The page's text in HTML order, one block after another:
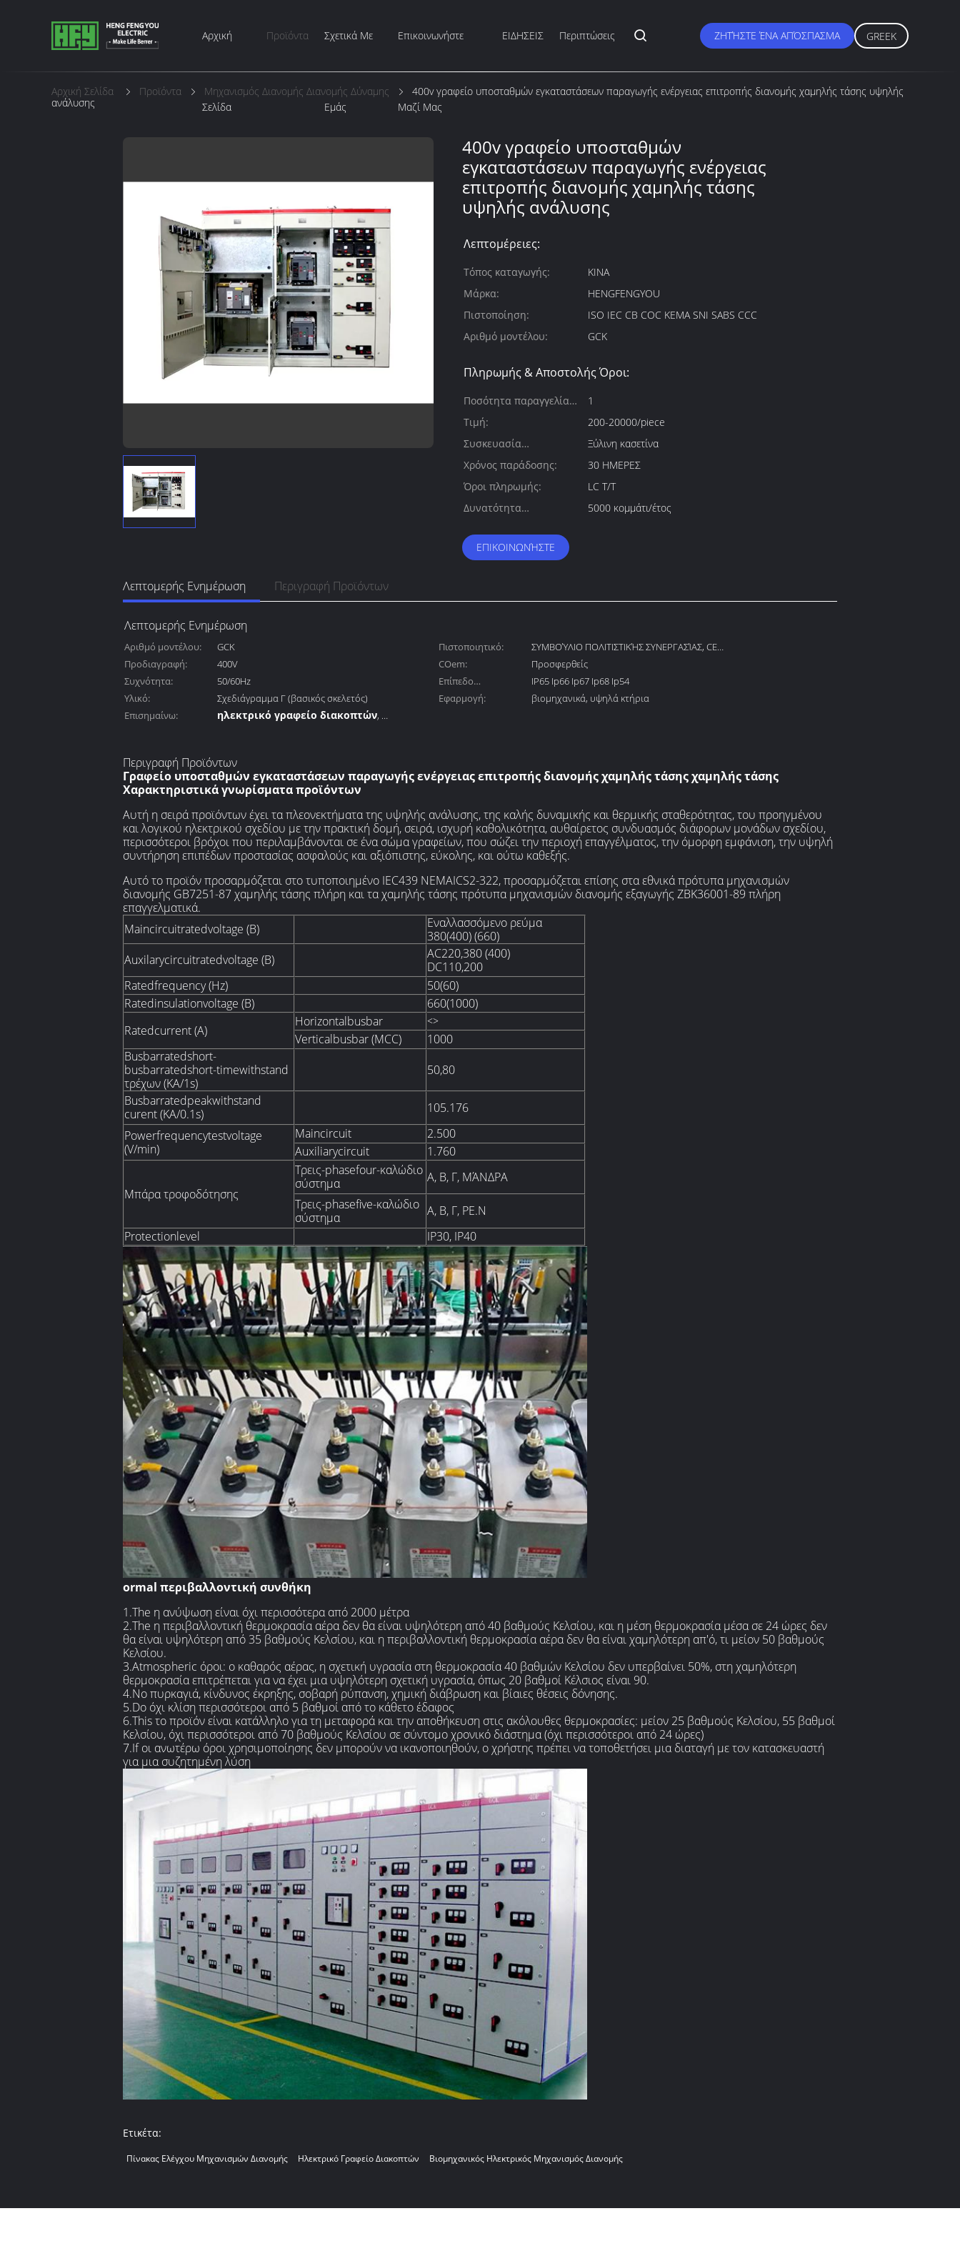
Αρχική
Σελίδα
Προϊόντα Σχετικά Με
Εμάς
Επικοινωνήστε
Μαζί Μας
ΕΙΔΗΣΕΙΣ Περιπτώσεις ΖΗΤΉΣΤΕ ΈΝΑ ΑΠΌΣΠΑΣΜΑ GREEK
Αρχική Σελίδα Προϊόντα Μηχανισμός Διανομής Διανομής Δύναμης
400v γραφείο υποσταθμών εγκαταστάσεων παραγωγής ενέργειας επιτροπής διανομής χαμηλής τάσης υψηλής
ανάλυσης
400v γραφείο υποσταθμών
εγκαταστάσεων παραγωγής ενέργειας
επιτροπής διανομής χαμηλής τάσης
υψηλής ανάλυσης
Λεπτομέρειες:
Τόπος καταγωγής:
ΚΙΝΑ
Μάρκα:
HENGFENGYOU
Πιστοποίηση:
ISO IEC CB COC KEMA SNI SABS CCC
Αριθμό μοντέλου:
GCK
Πληρωμής & Αποστολής Όροι:
Ποσότητα παραγγελίας
min:
1
Τιμή:
200-20000/piece
Συσκευασία
λεπτομέρειες:
Ξύλινη κασετίνα
Χρόνος παράδοσης:
30 ΗΜΕΡΕΣ
Όροι πληρωμής:
LC T/T
Δυνατότητα
5000 κομμάτι/έτος
ΕΠΙΚΟΙΝΩΝΉΣΤΕ
Λεπτομερής Ενημέρωση Περιγραφή Προϊόντων
Λεπτομερής Ενημέρωση
Αριθμό μοντέλου: GCK Πιστοποιητικό:
ΣΥΜΒΟΎΛΙΟ ΠΟΛΙΤΙΣΤΙΚΉΣ ΣΥΝΕΡΓΑΣΊΑΣ, CE,
ISO
Προδιαγραφή: 400V COem:
Προσφερθείς
Συχνότητα:
50/60Hz
Επίπεδο
προστασίας:
IP65 Ip66 Ip67 Ip68 Ip54
Υλικό:
Σχεδιάγραμμα Γ (βασικός σκελετός) Εφαρμογή:
βιομηχανικά, υψηλά κτήρια
Επισημαίνω:
ηλεκτρικό γραφείο διακοπτών,
Περιγραφή Προϊόντων
Γραφείο υποσταθμών εγκαταστάσεων παραγωγής ενέργειας επιτροπής διανομής χαμηλής τάσης χαμηλής τάσης
Χαρακτηριστικά γνωρίσματα προϊόντων
Αυτή η σειρά προϊόντων έχει τα πλεονεκτήματα της υψηλής ανάλυσης, της καλής δυναμικής και θερμικής σταθερότητας, του προηγμένου
και λογικού ηλεκτρικού σχεδίου με την πρακτική δομή, σειρά, ισχυρή καθολικότητα, αυθαίρετος συνδυασμός διάφορων μονάδων σχεδίου,
περισσότεροι βρόχοι που περιλαμβάνονται σε ένα σώμα γραφείων, που σώζει την περιοχή επαγγέλματος, την όμορφη εμφάνιση, την υψηλή
συντήρηση επιπέδων προστασίας ασφαλούς και αξιόπιστης, εύκολης, και ούτω καθεξής.
Αυτό το προϊόν προσαρμόζεται στο τυποποιημένο IEC439 NEMAICS2-322, προσαρμόζεται επίσης στα εθνικά πρότυπα μηχανισμών
διανομής GB7251-87 χαμηλής τάσης πλήρη και τα χαμηλής τάσης πρότυπα μηχανισμών διανομής εξαγωγής ZBK36001-89 πλήρη
επαγγελματικά.
Maincircuitratedvoltage (Β)
Εναλλασσόμενο ρεύμα
380(400) (660)
Auxilarycircuitratedvoltage (Β)
AC220,380 (400)
DC110,200
Ratedfrequency (Hz)
50(60)
Ratedinsulationvoltage (Β)
660(1000)
Ratedcurrent (Α)
Horizontalbusbar <>
Verticalbusbar (MCC)
1000
Busbarratedshort-
busbarratedshort-timewithstand
τρέχων (KA/1s)
50,80
Busbarratedpeakwithstand
curent (KA/0.1s)
105.176
Powerfrequencytestvoltage
(V/min)
Maincircuit
2.500
Auxiliarycircuit
1.760
Μπάρα τροφοδότησης
Τρεις-phasefour-καλώδιο
σύστημα
Α, Β, Γ, ΜΆΝΔΡΑ
Τρεις-phasefive-καλώδιο
σύστημα
Α, Β, Γ, PE.N
Protectionlevel
IP30, IP40
ormal περιβαλλοντική συνθήκη
1.The η ανύψωση είναι όχι περισσότερα από 2000 μέτρα
2.The η περιβαλλοντική θερμοκρασία αέρα δεν θα είναι υψηλότερη από 40 βαθμούς Κελσίου, και η μέση θερμοκρασία μέσα σε 24 ώρες δεν
θα είναι υψηλότερη από 35 βαθμούς Κελσίου, και η περιβαλλοντική θερμοκρασία αέρα δεν θα είναι χαμηλότερη απ'ό, τι μείον 50 βαθμούς
Κελσίου.
3.Atmospheric όροι: ο καθαρός αέρας, η σχετική υγρασία στη θερμοκρασία 40 βαθμών Κελσίου δεν υπερβαίνει 50%, στη χαμηλότερη
θερμοκρασία επιτρέπεται για να έχει μια υψηλότερη σχετική υγρασία, όπως 20 βαθμοί Κέλσιος είναι 90.
4.No πυρκαγιά, κίνδυνος έκρηξης, σοβαρή ρύπανση, χημική διάβρωση και βίαιες θέσεις δόνησης.
5.Do όχι κλίση περισσότεροι από 5 βαθμοί από το κάθετο έδαφος
6.This το προϊόν είναι κατάλληλο για τη μεταφορά και την αποθήκευση στις ακόλουθες θερμοκρασίες: μείον 25 βαθμούς Κελσίου, 55 βαθμοί
Κελσίου, όχι περισσότεροι από 70 βαθμούς Κελσίου σε σύντομο χρονικό διάστημα (όχι περισσότεροι από 24 ώρες)
7.If οι ανωτέρω όροι χρησιμοποίησης δεν μπορούν να ικανοποιηθούν, ο χρήστης πρέπει να τοποθετήσει μια διαταγή με τον κατασκευαστή
για μια συζητημένη λύση
Ετικέτα:
Πίνακας Ελέγχου Μηχανισμών Διανομής Ηλεκτρικό Γραφείο Διακοπτών Βιομηχανικός Ηλεκτρικός Μηχανισμός Διανομής